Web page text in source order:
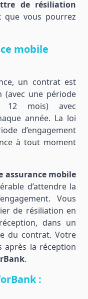
de résiliation
que vous pourrez
mobile
un contrat est
(avec une période
12 mois) avec
année. La loi
d’engagement
à tout moment
assurance mobile
d’attendre la
Vous
de résiliation en
dans un
du contrat. Votre
après la réception
.
: